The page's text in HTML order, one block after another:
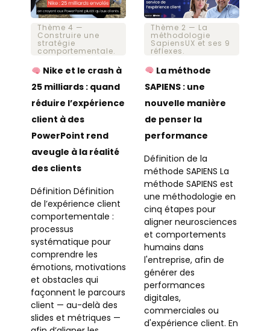
Thème 4 —
Construire une
stratégie
comportementale.
Nike et le crash à
25 milliards : quand
réduire l’expérience
client à des
PowerPoint rend
aveugle à la réalité
des clients
Définition Définition
de l’expérience client
comportementale :
processus
systématique pour
comprendre les
émotions, motivations
et obstacles qui
façonnent le parcours
client — au-delà des
slides et métriques —
Thème 2 — La
méthodologie
SapiensUX et ses 9
réflexes.
La méthode
SAPIENS : une
nouvelle manière
de penser la
performance
Définition de la
méthode SAPIENS La
méthode SAPIENS est
une méthodologie en
cinq étapes pour
aligner neurosciences
et comportements
humains dans
l'entreprise, afin de
générer des
performances
digitales,
commerciales ou
d'expérience client. En